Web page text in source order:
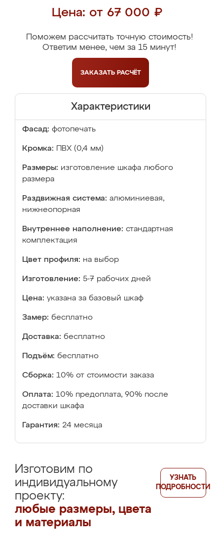
Цена: от 67 000 ₽
Поможем рассчитать точную стоимость!
Ответим менее, чем за 15 минут!
ЗАКАЗАТЬ РАСЧЁТ
Характеристики
Фасад: фотопечать
Кромка: ПВХ (0,4 мм)
Размеры: изготовление шкафа любого
размера
Раздвижная система: алюминиевая,
нижнеопорная
Внутреннее наполнение: стандартная
комплектация
Цвет профиля: на выбор
Изготовление: 5-7 рабочих дней
Цена: указана за базовый шкаф
Замер: бесплатно
Доставка: бесплатно
Подъём: бесплатно
Сборка: 10% от стоимости заказа
Оплата: 10% предоплата, 90% после
доставки шкафа
Гарантия: 24 месяца
Изготовим по
индивидуальному
проекту:
любые размеры, цвета
и материалы
УЗНАТЬ
ПОДРОБНОСТИ